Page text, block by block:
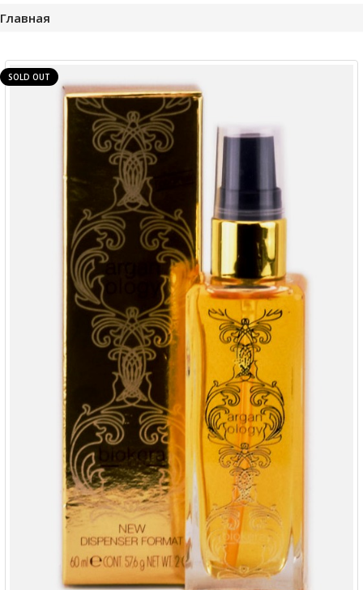
Главная
SOLD OUT